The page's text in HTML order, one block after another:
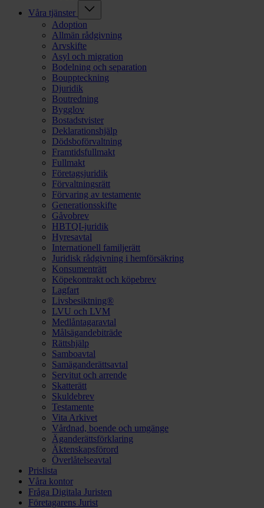
Våra tjänster
Adoption
Allmän rådgivning
Arvskifte
Asyl och migration
Bodelning och separation
Bouppteckning
Djuridik
Boutredning
Bygglov
Bostadstvister
Deklarationshjälp
Dödsboförvaltning
Framtidsfullmakt
Fullmakt
Företagsjuridik
Förvaltningsrätt
Förvaring av testamente
Generationsskifte
Gåvobrev
HBTQI-juridik
Hyresavtal
Internationell familjerätt
Juridisk rådgivning i hemförsäkring
Konsumenträtt
Köpekontrakt och köpebrev
Lagfart
Livsbesiktning®
LVU och LVM
Medlåntagaravtal
Målsägandebiträde
Rättshjälp
Samboavtal
Samäganderättsavtal
Servitut och arrende
Skatterätt
Skuldebrev
Testamente
Vita Arkivet
Vårdnad, boende och umgänge
Äganderättsförklaring
Äktenskapsförord
Överlåtelseavtal
Prislista
Våra kontor
Fråga Digitala Juristen
Företagarens Jurist